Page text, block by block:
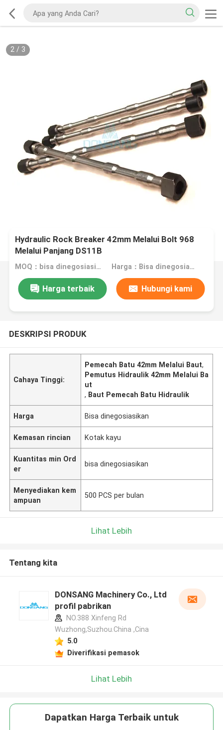
2/ 3
Hydraulic Rock Breaker 42mm Melalui Bolt 968
Melalui Panjang DS11B
MOQ：bisa dinegosiasikan Harga：Bisa dinegosiasikan
Harga terbaik Hubungi kami
DESKRIPSI PRODUK
Cahaya Tinggi:
Pemecah Batu 42mm Melalui Baut,
Pemutus Hidraulik 42mm Melalui Ba
ut
, Baut Pemecah Batu Hidraulik
Harga Bisa dinegosiasikan
Kemasan rincian Kotak kayu
Kuantitas min Ord
er
bisa dinegosiasikan
Menyediakan kem
ampuan
500 PCS per bulan
Lihat Lebih
Tentang kita
DONSANG Machinery Co., Ltd
profil pabrikan
NO.388 Xinfeng Rd
Wuzhong,Suzhou.China ,Cina
5.0
Diverifikasi pemasok
Lihat Lebih
Dapatkan Harga Terbaik untuk